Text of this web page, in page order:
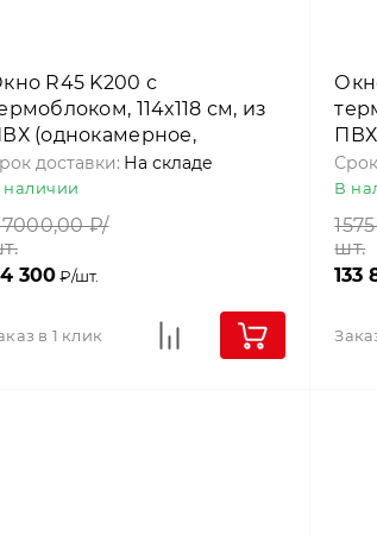
R45 K200 с
114х118 см, из
(однокамерное,
Roto
доставки: На складе
наличии
₽/
300₽/шт.
в 1 клик
ПВХ
В
шт.
133